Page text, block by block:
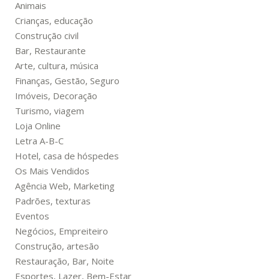
Animais
Crianças, educação
Construção civil
Bar, Restaurante
Arte, cultura, música
Finanças, Gestão, Seguro
Imóveis, Decoração
Turismo, viagem
Loja Online
Letra A-B-C
Hotel, casa de hóspedes
Os Mais Vendidos
Agência Web, Marketing
Padrões, texturas
Eventos
Negócios, Empreiteiro
Construção, artesão
Restauração, Bar, Noite
Esportes, Lazer, Bem-Estar